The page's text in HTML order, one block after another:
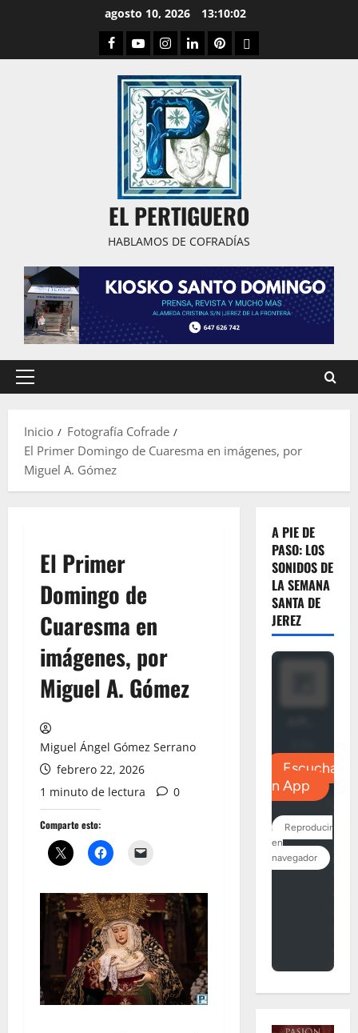
agosto 10, 2026 13:10:03
Facebook
YoutubeInstagram
LinkedPinterestDribbble
EL PERTIGUERO
HABLAMOS DE COFRADÍAS
Menú
Inicio
Fotografía Cofrade
El Primer Domingo de Cuaresma en imágenes, por
Miguel A. Gómez
El Primer
Domingo de
Cuaresma en
imágenes, por
Miguel A. Gómez
Miguel Ángel Gómez Serrano
febrero 22, 2026
1 minuto de lectura
0
Comparte esto:
A PIE DE
PASO: LOS
SONIDOS DE
LA SEMANA
SANTA DE
JEREZ